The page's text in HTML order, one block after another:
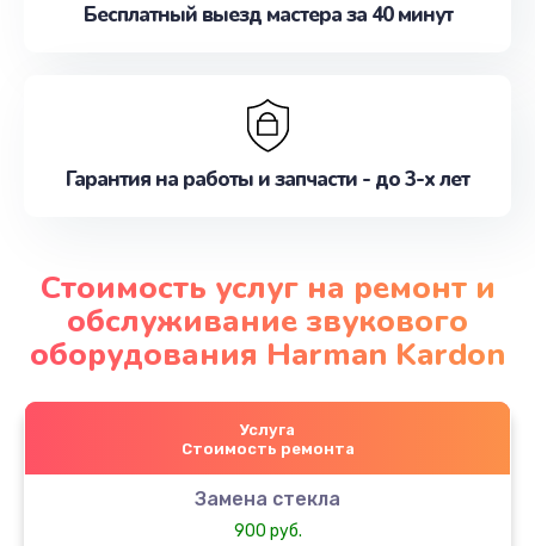
Бесплатный выезд мастера за 40 минут
Гарантия на работы и запчасти - до 3-х лет
Стоимость услуг на ремонт и
обслуживание звукового
оборудования Harman Kardon
Услуга
Стоимость ремонта
Замена стекла
900 руб.